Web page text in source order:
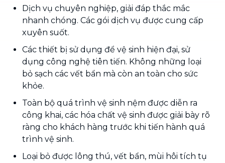
Dịch vụ chuyên nghiệp, giải đáp thắc mắc
nhanh chóng. Các gói dịch vụ được cung cấp
xuyên suốt.
Các thiết bị sử dụng để vệ sinh hiện đại, sử
dụng công nghệ tiên tiến. Không những loại
bỏ sạch các vết bẩn mà còn an toàn cho sức
khỏe.
Toàn bộ quá trình vệ sinh nệm được diễn ra
công khai, các hóa chất vệ sinh được giải bày rõ
ràng cho khách hàng trước khi tiến hành quá
trình vệ sinh.
Loại bỏ được lông thú, vết bẩn, mùi hôi tích tụ